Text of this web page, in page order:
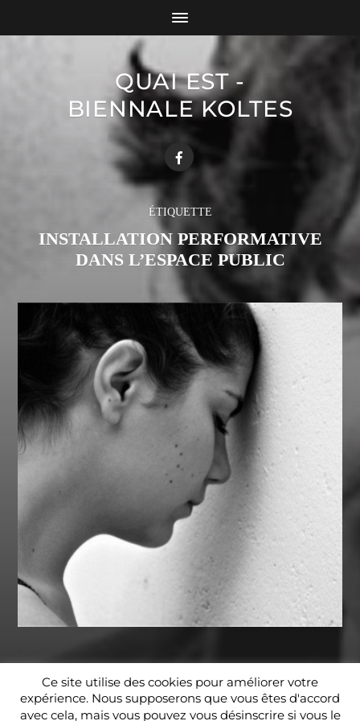
QUAI EST -
BIENNALE KOLTES
ÉTIQUETTE
INSTALLATION PERFORMATIVE
DANS L’ESPACE PUBLIC
THÈME PAR ISL
Ce site utilise des cookies pour améliorer votre
expérience. Nous supposerons que vous êtes d'accord
avec cela, mais vous pouvez vous désinscrire si vous le